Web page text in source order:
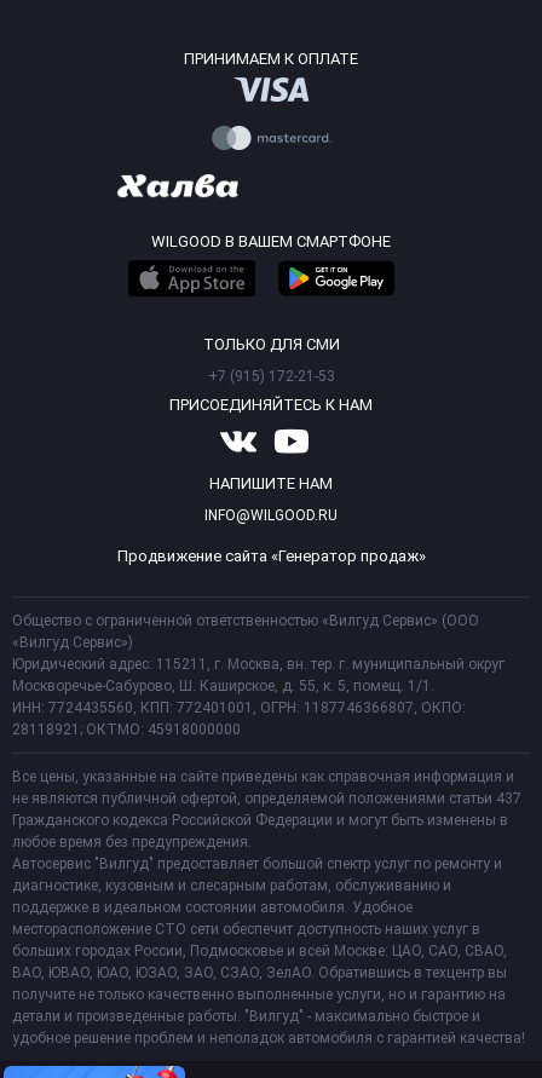
ПРИНИМАЕМ К ОПЛАТЕ
WILGOOD В ВАШЕМ СМАРТФОНЕ
ТОЛЬКО ДЛЯ СМИ
+7 (915) 172-21-53
ПРИСОЕДИНЯЙТЕСЬ К НАМ
НАПИШИТЕ НАМ
INFO@WILGOOD.RU
Продвижение сайта «Генератор продаж»
Общество с ограниченной ответственностью «Вилгуд Сервис» (ООО
«Вилгуд Сервис»)
Юридический адрес: 115211, г. Москва, вн. тер. г. муниципальный округ
Москворечье-Сабурово, Ш. Каширское, д. 55, к. 5, помещ. 1/1.
ИНН: 7724435560, КПП: 772401001, ОГРН: 1187746366807, ОКПО:
28118921; ОКТМО: 45918000000
Все цены, указанные на сайте приведены как справочная информация и
не являются публичной офертой, определяемой положениями статьи 437
Гражданского кодекса Российской Федерации и могут быть изменены в
любое время без предупреждения.
Автосервис "Вилгуд" предоставляет большой спектр услуг по ремонту и
диагностике, кузовным и слесарным работам, обслуживанию и
поддержке в идеальном состоянии автомобиля. Удобное
месторасположение СТО сети обеспечит доступность наших услуг в
больших городах России, Подмосковье и всей Москве: ЦАО, САО, СВАО,
ВАО, ЮВАО, ЮАО, ЮЗАО, ЗАО, СЗАО, ЗелАО. Обратившись в техцентр вы
получите не только качественно выполненные услуги, но и гарантию на
детали и произведенные работы. "Вилгуд" - максимально быстрое и
удобное решение проблем и неполадок автомобиля с гарантией качества!